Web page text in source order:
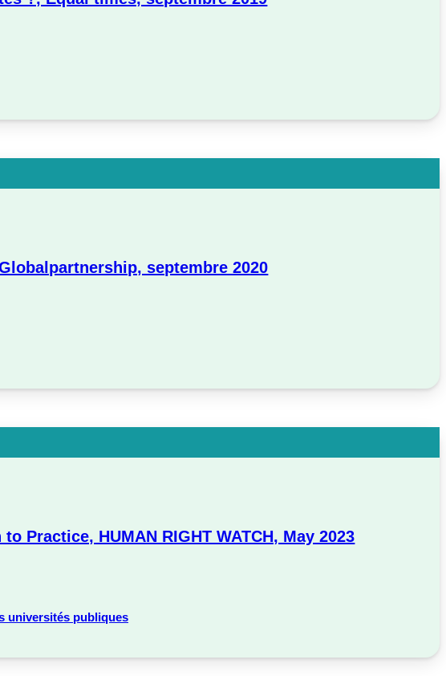
universités publiques
septembre 2020
HUMAN RIGHT WATCH, May 2023